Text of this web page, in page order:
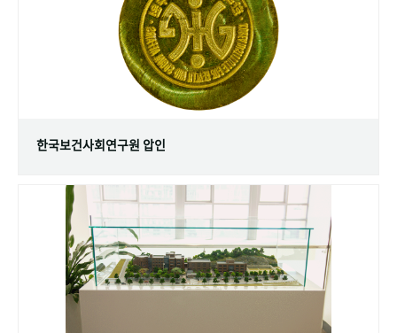
한국보건사회연구원 압인